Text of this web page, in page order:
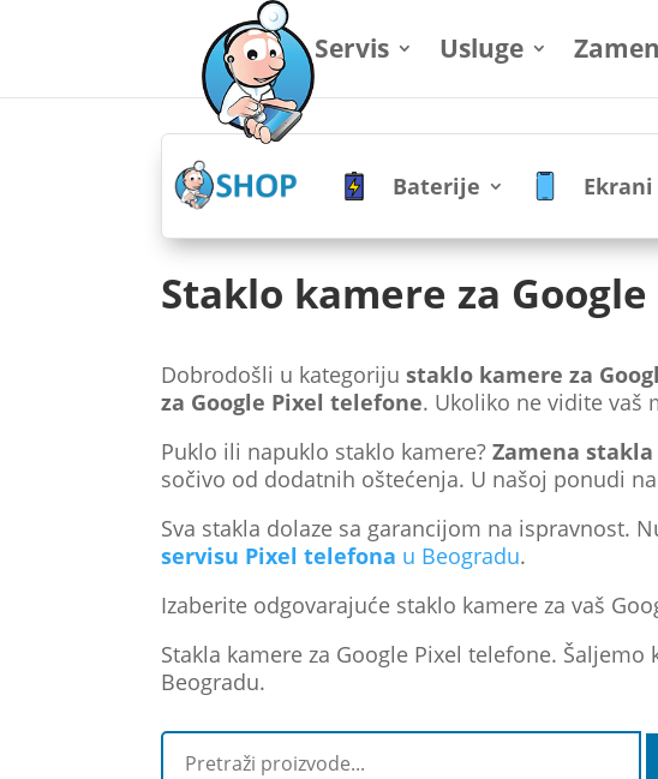
Servis Usluge
Baterije Ekrani
Staklo kamere za
Dobrodošli u kategorijustaklo kamere za
za Google Pixel telefone. Ukoliko ne vidite vaš
Puklo ili napuklo staklo kamere?Zamena
sočivo od dodatnih oštećenja. U našoj ponudi
Sva stakla dolaze sa garancijom na ispravnost.
servisu Pixel telefona u Beogradu.
Izaberite odgovarajuće staklo kamere za vaš
Stakla kamere za Google Pixel telefone.
Beogradu.